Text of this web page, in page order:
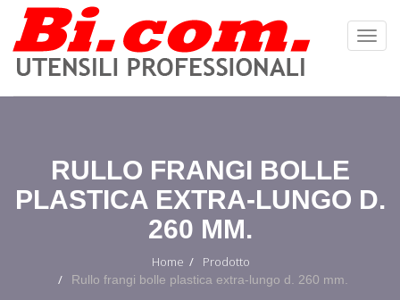
RULLO FRANGI BOLLE
PLASTICA EXTRA-LUNGO D.
260 MM.
Home Prodotto
Rullo frangi bolle plastica extra-lungo d. 260 mm.